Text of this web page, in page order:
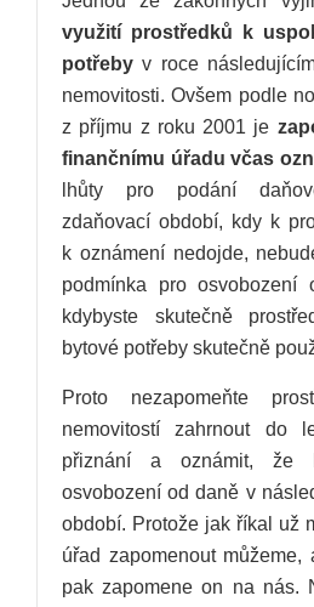
využití prostředků k
potřeby v roce
nemovitosti. Ovšem podle
z příjmu z roku 2001 je
finančnímu úřadu včas
lhůty pro podání
zdaňovací období, kdy k
k oznámení nedojde,
podmínka pro osvobození
kdybyste skutečně
bytové potřeby skutečně
Proto nezapomeňte
nemovitostí zahrnout do
přiznání a oznámit, že
osvobození od daně v
období. Protože jak říkal už
úřad zapomenout
pak zapomene on na nás.